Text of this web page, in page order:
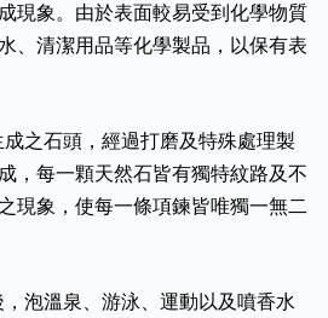
現象。由於表面較易受到化學物質
、清潔用品等化學製品，以保有表
之石頭，經過打磨及特殊處理製
，每一顆天然石皆有獨特紋路及不
現象，使每一條項鍊皆唯獨一無二
泡溫泉、游泳、運動以及噴香水